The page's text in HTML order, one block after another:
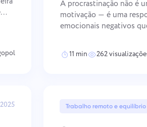
A procrastinação não é
motivação — é uma
emocionais negativos
o pré-requisito para
11 min 262
Trabalho remoto e equilíbrio
do problema juntamente com a opção correcta
se connosco
um erro de tradução